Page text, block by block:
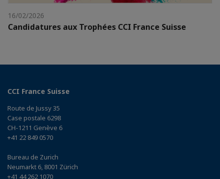
16/02/2026
Candidatures aux Trophées CCI France Suisse
CCI France Suisse
Route de Jussy 35
Case postale 6298
CH-1211 Genève 6
+41 22 849 0570
Bureau de Zurich
Neumarkt 6, 8001 Zürich
+41 44 262 1070